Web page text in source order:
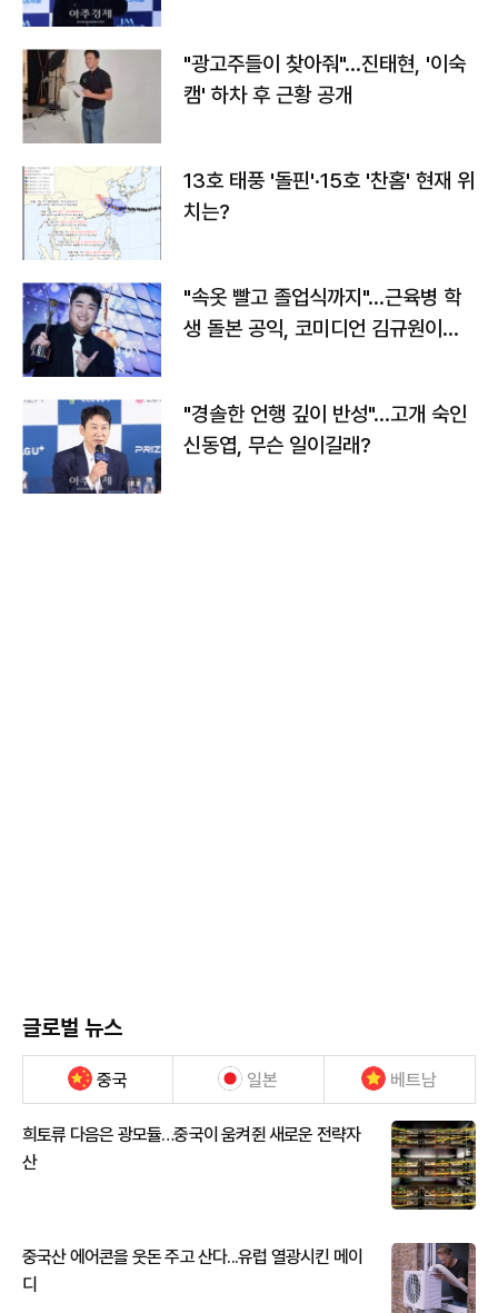
"광고주들이 찾아줘"…진태현, '이숙
캠' 하차 후 근황 공개
13호 태풍 '돌핀'·15호 '찬홈' 현재 위
치는?
"속옷 빨고 졸업식까지"…근육병 학
생 돌본 공익, 코미디언 김규원이었
"경솔한 언행 깊이 반성"…고개 숙인
신동엽, 무슨 일이길래?
글로벌 뉴스
중국 일본 베트남
희토류 다음은 광모듈…중국이 움켜쥔 새로운 전략자
산
중국산 에어콘을 웃돈 주고 산다...유럽 열광시킨 메이
디